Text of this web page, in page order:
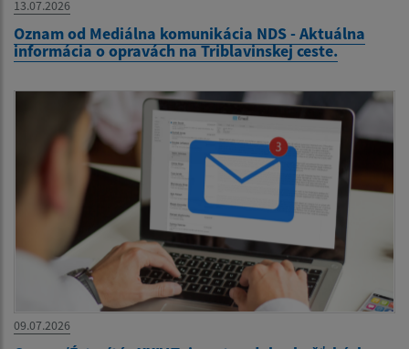
13.07.2026
Oznam od Mediálna komunikácia NDS - Aktuálna
informácia o opravách na Triblavinskej ceste.
09.07.2026